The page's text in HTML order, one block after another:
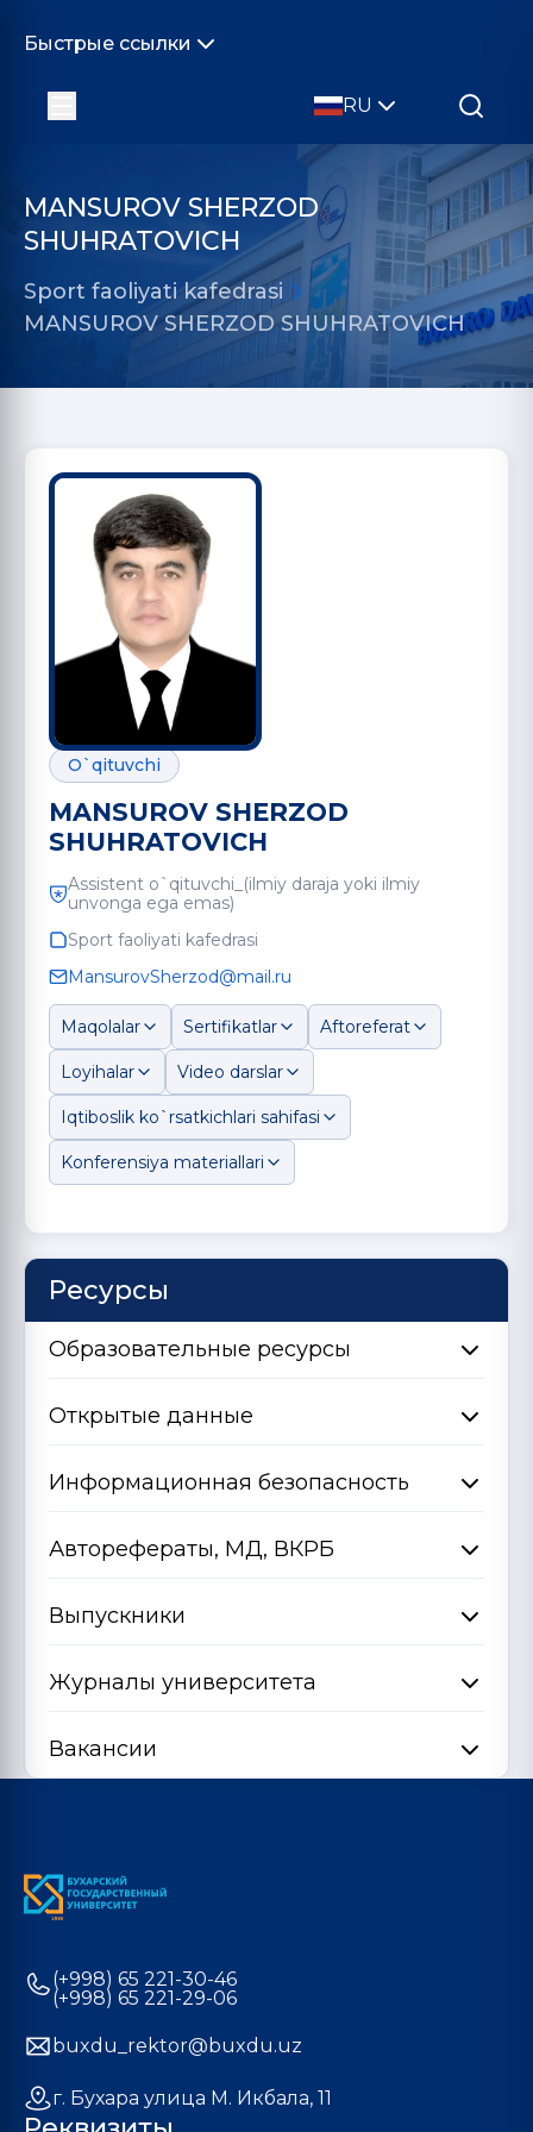
Быстрые ссылки
RU
MANSUROV SHERZOD
SHUHRATOVICH
Sport faoliyati kafedrasi
MANSUROV SHERZOD SHUHRATOVICH
O`qituvchi
MANSUROV SHERZOD
SHUHRATOVICH
Assistent o`qituvchi_(ilmiy daraja yoki ilmiy
unvonga ega emas)
Sport faoliyati kafedrasi
MansurovSherzod@mail.ru
Maqolalar Sertifikatlar Aftoreferat
Loyihalar Video darslar
Iqtiboslik ko`rsatkichlari sahifasi
Konferensiya materiallari
Ресурсы
Образовательные ресурсы
Открытые данные
Информационная безопасность
Авторефераты, МД, ВКРБ
Выпускники
Журналы университета
Вакансии
(+998) 65 221-30-46
(+998) 65 221-29-06
buxdu_rektor@buxdu.uz
г. Бухара улица М. Икбала, 11